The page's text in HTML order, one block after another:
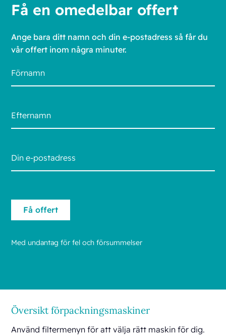
Få en omedelbar offert
Ange bara ditt namn och din e-postadress så får du
vår offert inom några minuter.
Med undantag för fel och försummelser
Översikt förpackningsmaskiner
Använd filtermenyn för att välja rätt maskin för dig.